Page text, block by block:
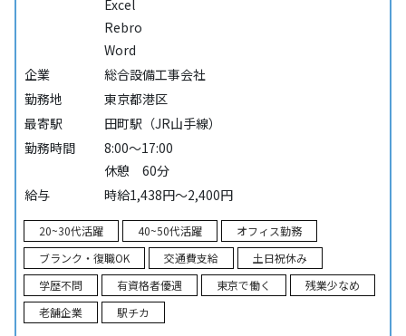
Excel
Rebro
Word
企業
総合設備工事会社
勤務地
東京都港区
最寄駅
田町駅（JR山手線）
勤務時間
8:00～17:00
休憩 60分
給与
時給1,438円～2,400円
20~30代活躍 40~50代活躍
オフィス勤務
ブランク・復職OK
交通費支給
土日祝休み
学歴不問
有資格者優遇 東京で働く
残業少なめ
老舗企業
駅チカ